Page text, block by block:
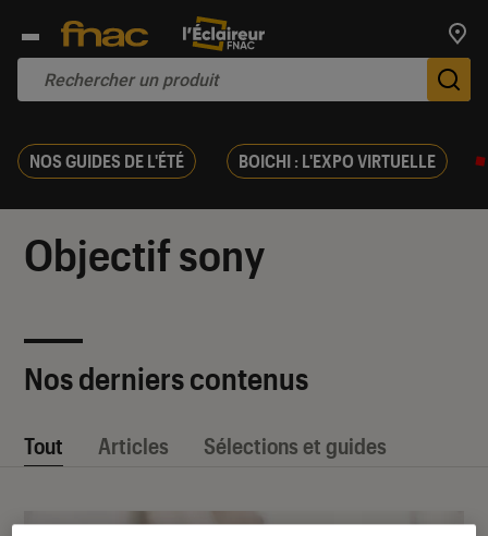
NOS GUIDES DE L'ÉTÉ BOICHI : L'EXPO VIRTUELLE
Objectif sony
Nos derniers contenus
Tout Articles Sélections et guides